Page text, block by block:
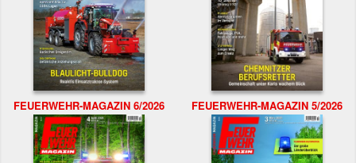
FEUERWEHR-MAGAZIN 6/2026 FEUERWEHR-MAGAZIN 5/2026